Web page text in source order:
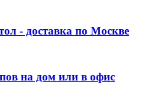
- доставка по Москве
на дом или в офис